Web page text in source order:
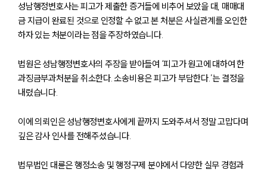
성남행정변호사는 피고가 제출한 증거들에 비추어 보았을 대, 매매대
금 지급이 완료된 것으로 인정할 수 없고 본 처분은 사실관계를 오인한
하자 있는 처분이라는 점을 주장하였습니다.
법원은 성남행정변호사의 주장을 받아들여 ‘피고가 원고에 대하여 한
과징금부과처분을 취소한다. 소송비용은 피고가 부담한다.’는 결정을
내렸습니다.
이에 의뢰인은 성남행정변호사에게 끝까지 도와주셔서 정말 고맙다며
깊은 감사 인사를 전해주셨습니다.
법무법인 대륜은 행정소송 및 행정구제 분야에서 다양한 실무 경험과